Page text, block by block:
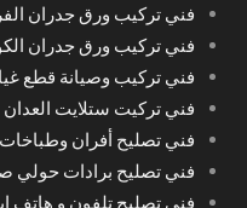
فني تركيب ورق جدران
فني تركيب ورق جدران
فني تركيب وصيانة قطع
فني تركيت ستلايت العدان
فني تصليح أفران
فني تصليح برادات حولي
فني تصليح تلفون و هاتف